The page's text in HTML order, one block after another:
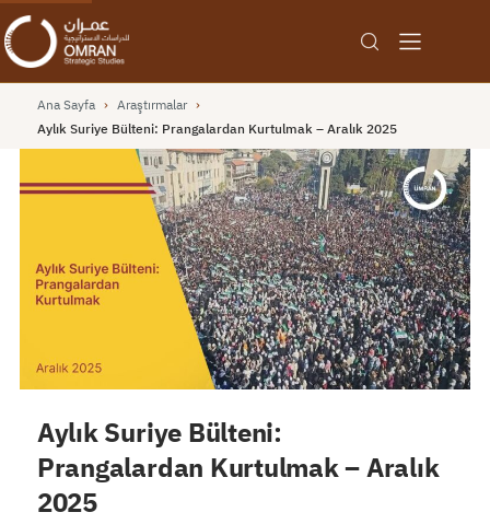
Ana Sayfa › Araştırmalar ›
Aylık Suriye Bülteni: Prangalardan Kurtulmak – Aralık 2025
Aylık Suriye Bülteni:
Prangalardan Kurtulmak – Aralık
2025